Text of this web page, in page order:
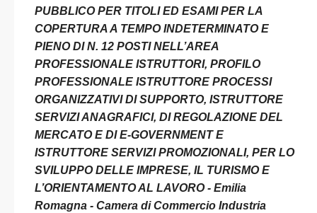
PUBBLICO PER TITOLI ED ESAMI PER LA
COPERTURA A TEMPO INDETERMINATO E
PIENO DI N. 12 POSTI NELL’AREA
PROFESSIONALE ISTRUTTORI, PROFILO
PROFESSIONALE ISTRUTTORE PROCESSI
ORGANIZZATIVI DI SUPPORTO, ISTRUTTORE
SERVIZI ANAGRAFICI, DI REGOLAZIONE DEL
MERCATO E DI E-GOVERNMENT E
ISTRUTTORE SERVIZI PROMOZIONALI, PER LO
SVILUPPO DELLE IMPRESE, IL TURISMO E
L’ORIENTAMENTO AL LAVORO - Emilia
Romagna - Camera di Commercio Industria